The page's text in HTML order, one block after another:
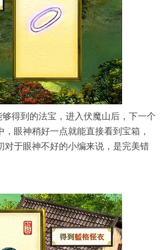
得到的法宝，进入伏魔山后，下一个
，眼神稍好一点就能直接看到宝箱，
对于眼神不好的小编来说，是完美错